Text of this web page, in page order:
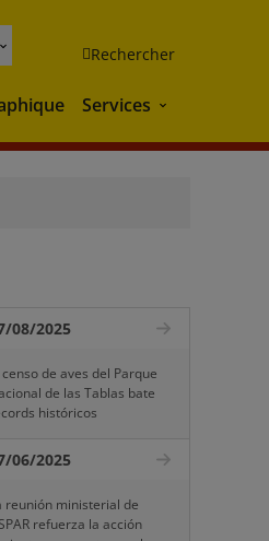
Rechercher
Services Services
08/2025
censo de aves del Parque
de las Tablas bate
históricos
06/2025
reunión ministerial de
refuerza la acción